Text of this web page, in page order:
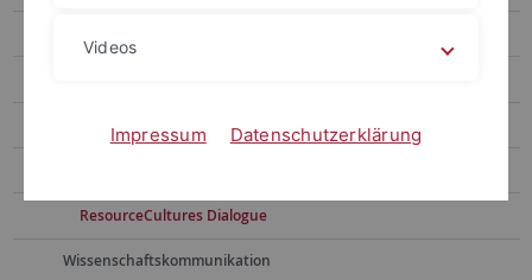
Assoziierte Projekte
ResourceCultures Dialogue
Wissenschaftskommunikation
Videos
Impressum Datenschutzerklärung